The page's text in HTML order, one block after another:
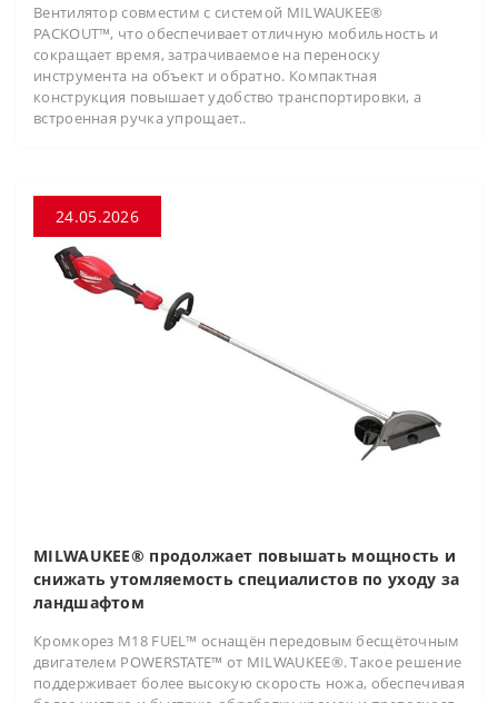
Вентилятор совместим с системой MILWAUKEE®
PACKOUT™, что обеспечивает отличную мобильность и
сокращает время, затрачиваемое на переноску
инструмента на объект и обратно. Компактная
конструкция повышает удобство транспортировки, а
встроенная ручка упрощает..
24.05.2026
MILWAUKEE® продолжает повышать мощность и
снижать утомляемость специалистов по уходу за
ландшафтом
Кромкорез M18 FUEL™ оснащён передовым бесщёточным
двигателем POWERSTATE™ от MILWAUKEE®. Такое решение
поддерживает более высокую скорость ножа, обеспечивая